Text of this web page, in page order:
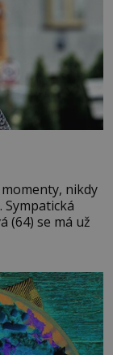
nikdy
(64) se má už